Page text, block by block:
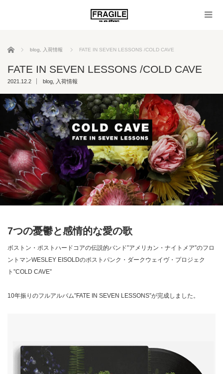
ホーム blog 入荷情報 FATE IN SEVEN LESSONS /COLD CAVE
FATE IN SEVEN LESSONS /COLD CAVE
2021.12.2 blog 入荷情報
7つの憂鬱と感情的な愛の歌
ボストン・ポストハードコアの伝説的バンド”アメリカン・ナイトメア”のフロ
ントマンWESLEY EISOLDのポストパンク・ダークウェイヴ・プロジェク
ト”COLD CAVE”
10年振りのフルアルバム”FATE IN SEVEN LESSONS”が完成しました。